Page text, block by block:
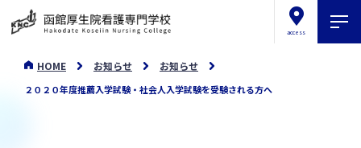
access
HOME お知らせ お知らせ
２０２０年度推薦入学試験・社会人入学試験を受験される方へ